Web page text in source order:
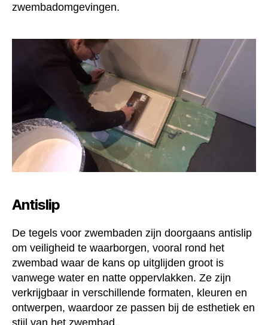
zwembadomgevingen.
Antislip
De tegels voor zwembaden zijn doorgaans antislip
om veiligheid te waarborgen, vooral rond het
zwembad waar de kans op uitglijden groot is
vanwege water en natte oppervlakken. Ze zijn
verkrijgbaar in verschillende formaten, kleuren en
ontwerpen, waardoor ze passen bij de esthetiek en